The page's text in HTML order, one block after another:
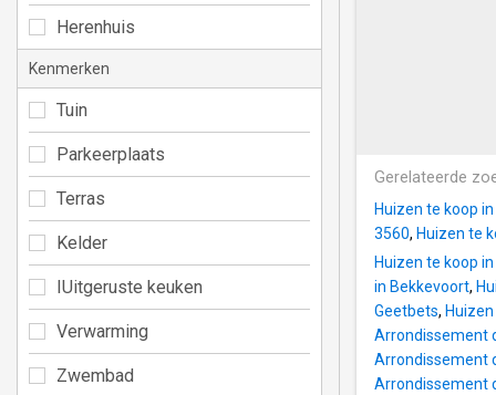
Gerelateerde
Huizen te koop
3560, Huizen te
Huizen te koop
in Bekkevoort,
Geetbets,
Arrondissement
Arrondissement
Arrondissement
Herenhuis
Kenmerken
Tuin
Parkeerplaats
Terras
Kelder
IUitgeruste keuken
Verwarming
Zwembad